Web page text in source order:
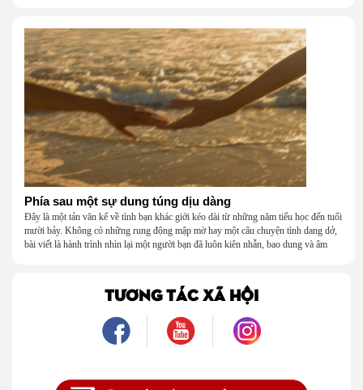
Phía sau một sự dung túng dịu dàng
Đây là một tản văn kể về tình bạn khác giới kéo dài từ những năm tiểu học đến tuổi
mười bảy. Không có những rung động mập mờ hay một câu chuyện tình dang dở,
bài viết là hành trình nhìn lại một người bạn đã luôn kiên nhẫn, bao dung và âm
là một mối tình, mà là một người luôn cho tôi quyền được là chính mình.
TƯƠNG TÁC XÃ HỘI